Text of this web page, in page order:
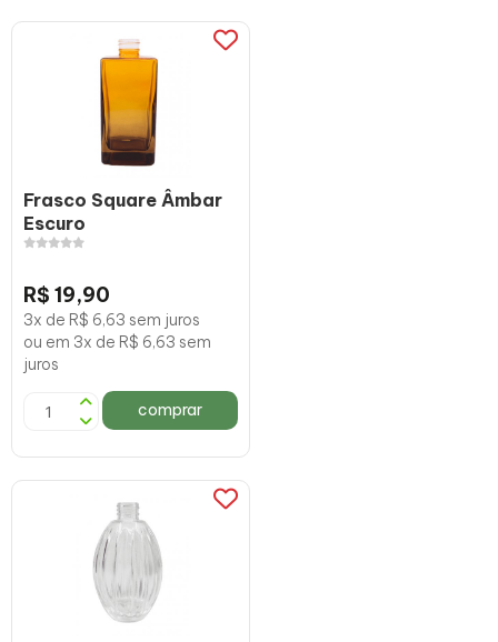
Frasco Square Âmbar
Escuro
R$ 19,90
3x de R$ 6,63 sem juros
ou em 3x de R$ 6,63 sem
juros
comprar